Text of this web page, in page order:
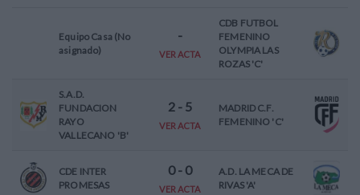
Equipo Casa (No
asignado)
-
VER ACTA
CDB FUTBOL
FEMENINO
OLYMPIA LAS
ROZAS 'C'
S.A.D.
FUNDACION
RAYO
VALLECANO 'B'
2- 5
VER ACTA
MADRID C.F.
FEMENINO 'C'
CDE INTER
PROMESAS
0- 0
VER ACTA
A.D. LA MECA DE
RIVAS 'A'